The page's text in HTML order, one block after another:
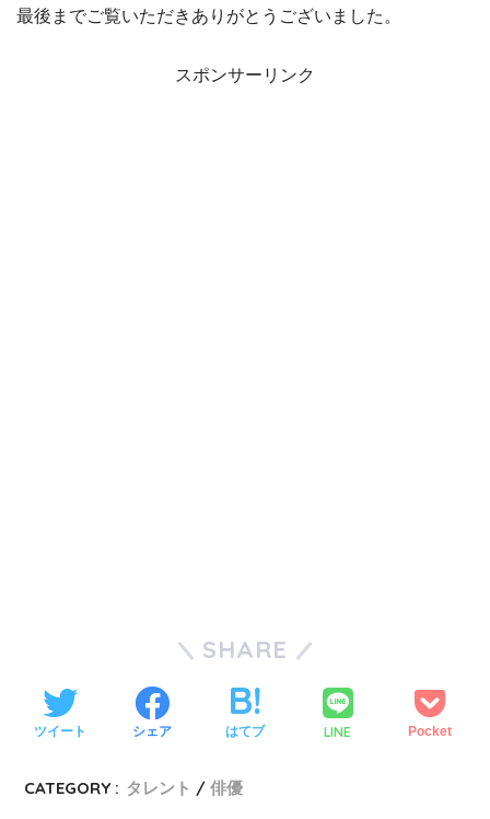
最後までご覧いただきありがとうございました。
スポンサーリンク
SHARE
ツイート シェア はてブ LINE Pocket
CATEGORY : タレント 俳優